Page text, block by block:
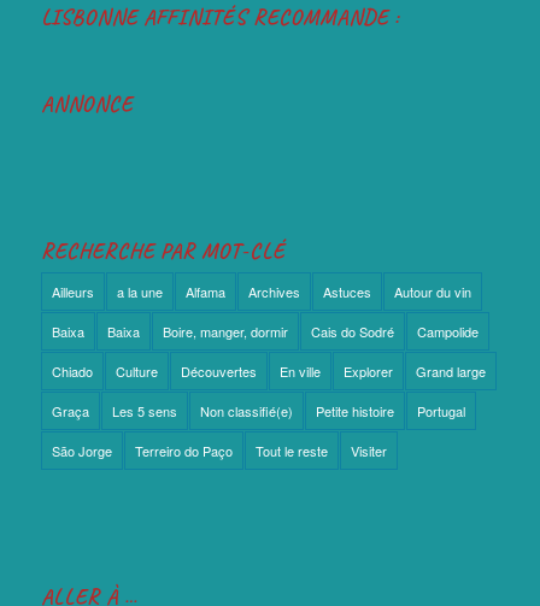
LISBONNE AFFINITÉS RECOMMANDE :
ANNONCE
RECHERCHE PAR MOT-CLÉ
Ailleurs a la une Alfama Archives Astuces Autour du vin
Baixa Baixa Boire, manger, dormir Cais do Sodré Campolide
Chiado Culture Découvertes En ville Explorer Grand large
Graça Les 5 sens Non classifié(e) Petite histoire Portugal
São Jorge Terreiro do Paço Tout le reste Visiter
ALLER À …